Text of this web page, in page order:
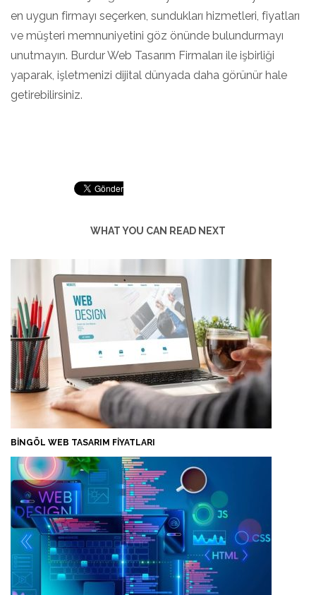
en uygun firmayı seçerken, sundukları hizmetleri, fiyatları
ve müşteri memnuniyetini göz önünde bulundurmayı
unutmayın. Burdur Web Tasarım Firmaları ile işbirliği
yaparak, işletmenizi dijital dünyada daha görünür hale
getirebilirsiniz.
WHAT YOU CAN READ NEXT
BINGÖL WEB TASARIM FIYATLARI